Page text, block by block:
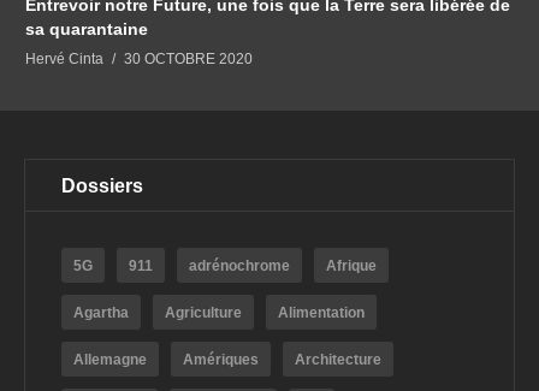
Entrevoir notre Future, une fois que la Terre sera libérée de
sa quarantaine
Hervé Cinta 30 OCTOBRE 2020
Dossiers
5G 911 adrénochrome Afrique
Agartha Agriculture Alimentation
Allemagne Amériques Architecture